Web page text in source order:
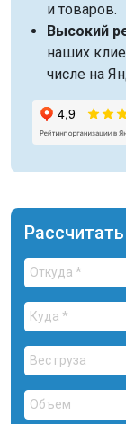
и товаров.
Высокий
наших
числе на